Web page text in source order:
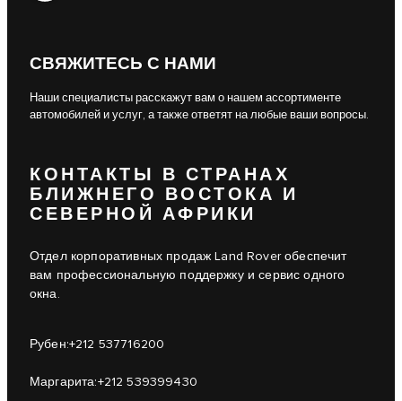
СВЯЖИТЕСЬ С НАМИ
Наши специалисты расскажут вам о нашем ассортименте
автомобилей и услуг, а также ответят на любые ваши вопросы.
КОНТАКТЫ В СТРАНАХ
БЛИЖНЕГО ВОСТОКА И
СЕВЕРНОЙ АФРИКИ
Отдел корпоративных продаж Land Rover обеспечит
вам профессиональную поддержку и сервис одного
окна.
Рубен:+212 537716200
Маргарита:+212 539399430